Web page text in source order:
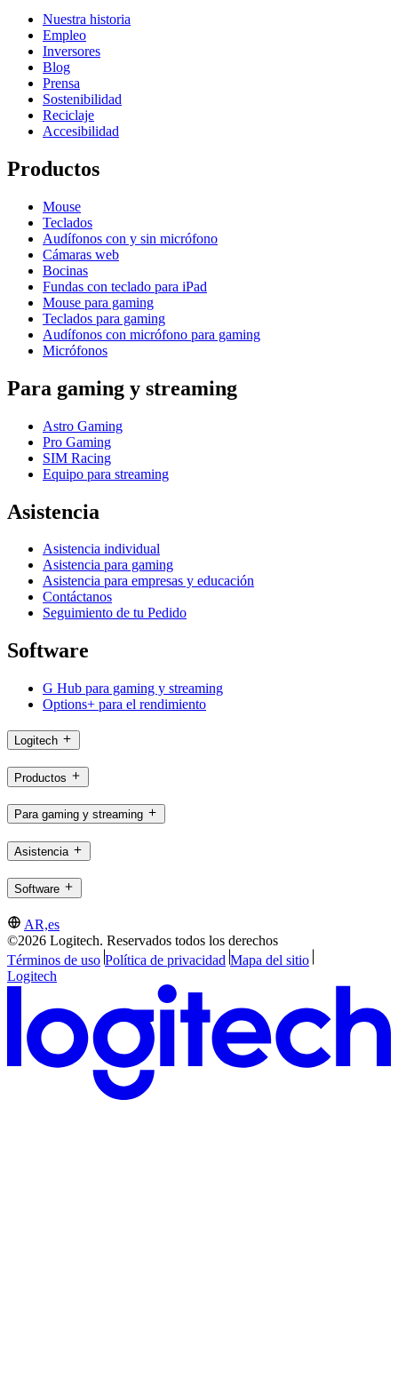
Nuestra historia
Empleo
Inversores
Blog
Prensa
Sostenibilidad
Reciclaje
Accesibilidad
Productos
Mouse
Teclados
Audífonos con y sin micrófono
Cámaras web
Bocinas
Fundas con teclado para iPad
Mouse para gaming
Teclados para gaming
Audífonos con micrófono para gaming
Micrófonos
Para gaming y streaming
Astro Gaming
Pro Gaming
SIM Racing
Equipo para streaming
Asistencia
Asistencia individual
Asistencia para gaming
Asistencia para empresas y educación
Contáctanos
Seguimiento de tu Pedido
Software
G Hub para gaming y streaming
Options+ para el rendimiento
Logitech
Productos
Para gaming y streaming
Asistencia
Software
AR,es
©2026 Logitech. Reservados todos los derechos
Términos de uso Política de privacidad Mapa del sitio
Logitech